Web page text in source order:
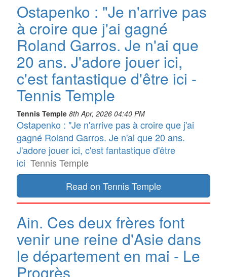
Ostapenko : "Je n'arrive pas
à croire que j'ai gagné
Roland Garros. Je n'ai que
20 ans. J'adore jouer ici,
c'est fantastique d'être ici -
Tennis Temple
Tennis Temple 8th Apr, 2026 04:40 PM
Ostapenko : "Je n'arrive pas à croire que j'ai
gagné Roland Garros. Je n'ai que 20 ans.
J'adore jouer ici, c'est fantastique d'être
ici Tennis Temple
Read on Tennis Temple
Ain. Ces deux frères font
venir une reine d'Asie dans
le département en mai - Le
Progrès